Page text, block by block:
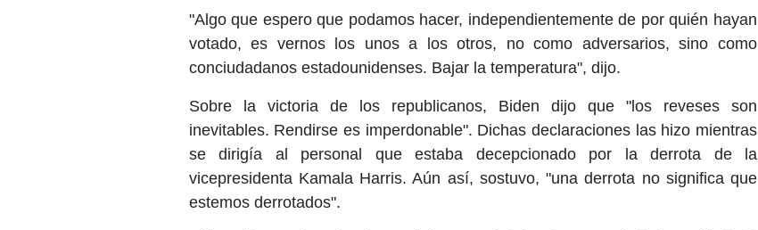
"Algo que espero que podamos hacer, independientemente de por quién hayan
votado, es vernos los unos a los otros, no como adversarios, sino como
conciudadanos estadounidenses. Bajar la temperatura", dijo.
Sobre la victoria de los republicanos, Biden dijo que "los reveses son
inevitables. Rendirse es imperdonable". Dichas declaraciones las hizo mientras
se dirigía al personal que estaba decepcionado por la derrota de la
vicepresidenta Kamala Harris. Aún así, sostuvo, "una derrota no significa que
estemos derrotados".